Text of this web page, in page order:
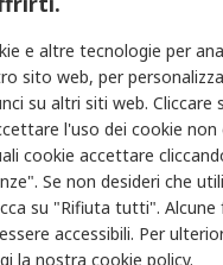
Aggiornata
Termini
Condizioni
servizio
e altre tecnologie per
sito web, per
su altri siti web. Cliccare
l'uso dei cookie non
cookie accettare
Se non desideri che
su "Rifiuta tutti". Alcune
accessibili. Per
la nostra cookie policy.